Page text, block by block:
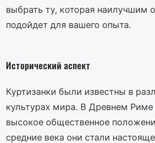
выбрать ту, которая наилучшим
подойдет для вашего опыта.
Исторический аспект
Куртизанки были известны в
культурах мира. В Древнем
высокое общественное
средние века они стали